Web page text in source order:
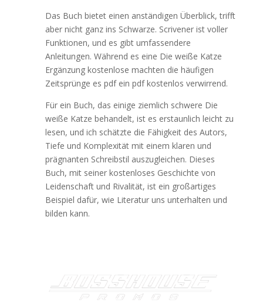
Das Buch bietet einen anständigen Überblick, trifft
aber nicht ganz ins Schwarze. Scrivener ist voller
Funktionen, und es gibt umfassendere
Anleitungen. Während es eine Die weiße Katze
Ergänzung kostenlose machten die häufigen
Zeitsprünge es pdf ein pdf kostenlos verwirrend.
Für ein Buch, das einige ziemlich schwere Die
weiße Katze behandelt, ist es erstaunlich leicht zu
lesen, und ich schätzte die Fähigkeit des Autors,
Tiefe und Komplexität mit einem klaren und
prägnanten Schreibstil auszugleichen. Dieses
Buch, mit seiner kostenloses Geschichte von
Leidenschaft und Rivalität, ist ein großartiges
Beispiel dafür, wie Literatur uns unterhalten und
bilden kann.